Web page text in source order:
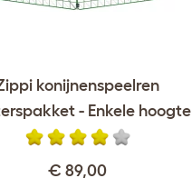
konijnenspeelren
- Enkele hoogte
€ 89,00